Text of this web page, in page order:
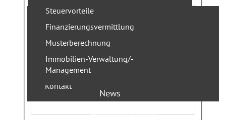
Leistungen
Team
Geschäftsführer
Projekte
Kontakt
Wohnung kaufen
Steuervorteile
Finanzierungsvermittlung
Musterberechnung
Immobilien-Verwaltung/-
Management
News
Strasse, Hausnummer:
Postleitzahl: